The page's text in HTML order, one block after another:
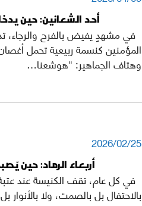
أحد الشعانين: حين
في مشهدٍ يفيض بالفرح والرجاء،
المؤمنين كنسمة ربيعية تحمل
وهتاف الجماهير: "هوشعنا…
2026/02/25
أربعاء الرماد: حين
في كل عام، تقف الكنيسة عند
بالاحتفال بل بالصمت، ولا بالأنوار